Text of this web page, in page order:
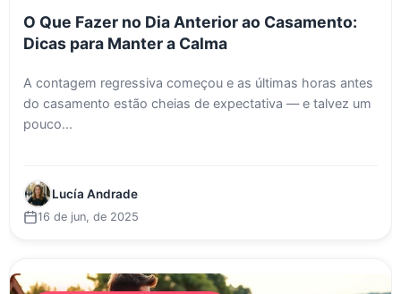
O Que Fazer no Dia Anterior ao Casamento:
Dicas para Manter a Calma
A contagem regressiva começou e as últimas horas antes
do casamento estão cheias de expectativa — e talvez um
pouco...
Lucía Andrade
16 de jun, de 2025